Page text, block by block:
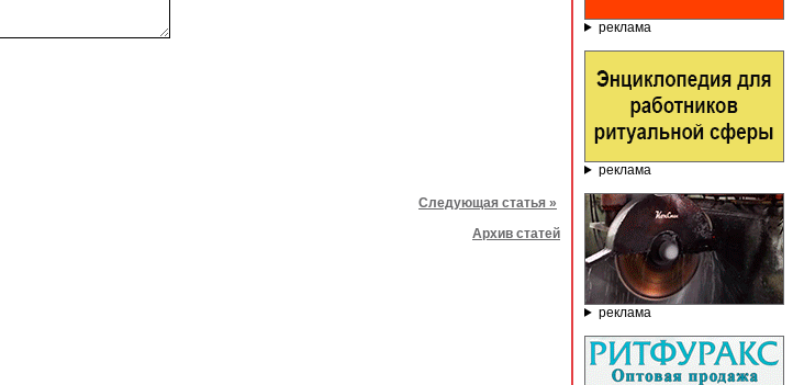
Следующая статья »
Архив статей
реклама
реклама
реклама